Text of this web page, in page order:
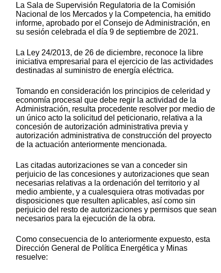
La Sala de Supervisión Regulatoria de la Comisión
Nacional de los Mercados y la Competencia, ha emitido
informe, aprobado por el Consejo de Administración, en
su sesión celebrada el día 9 de septiembre de 2021.
La Ley 24/2013, de 26 de diciembre, reconoce la libre
iniciativa empresarial para el ejercicio de las actividades
destinadas al suministro de energía eléctrica.
Tomando en consideración los principios de celeridad y
economía procesal que debe regir la actividad de la
Administración, resulta procedente resolver por medio de
un único acto la solicitud del peticionario, relativa a la
concesión de autorización administrativa previa y
autorización administrativa de construcción del proyecto
de la actuación anteriormente mencionada.
Las citadas autorizaciones se van a conceder sin
perjuicio de las concesiones y autorizaciones que sean
necesarias relativas a la ordenación del territorio y al
medio ambiente, y a cualesquiera otras motivadas por
disposiciones que resulten aplicables, así como sin
perjuicio del resto de autorizaciones y permisos que sean
necesarios para la ejecución de la obra.
Como consecuencia de lo anteriormente expuesto, esta
Dirección General de Política Energética y Minas
resuelve: